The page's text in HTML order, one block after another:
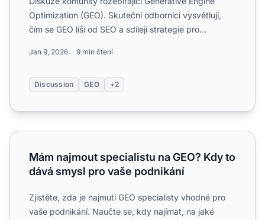
Optimization (GEO). Skuteční odborníci vysvětlují,
čím se GEO liší od SEO a sdílejí strategie pro
Jan 9, 2026 9 min čtení
Discussion GEO +2
Mám najmout specialistu na GEO? Kdy to dává smysl pro
Mám najmout specialistu na GEO? Kdy to
dává smysl pro vaše podnikání
Zjistěte, zda je najmutí GEO specialisty vhodné pro
vaše podnikání. Naučte se, kdy najímat, na jaké